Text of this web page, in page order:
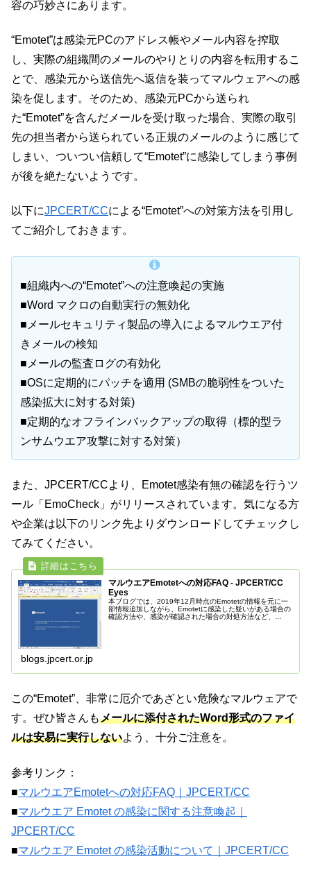
容の巧妙さにあります。
“Emotet”は感染元PCのアドレス帳やメール内容を搾取
し、実際の組織間のメールのやりとりの内容を転用するこ
とで、感染元から送信先へ返信を装ってマルウェアへの感
染を促します。そのため、感染元PCから送られ
た“Emotet”を含んだメールを受け取った場合、実際の取引
先の担当者から送られている正規のメールのように感じて
しまい、ついつい信頼して“Emotet”に感染してしまう事例
が後を絶たないようです。
以下にJPCERT/CCによる“Emotet”への対策方法を引用し
てご紹介しておきます。
■組織内への“Emotet”への注意喚起の実施
■Word マクロの自動実行の無効化
■メールセキュリティ製品の導入によるマルウエア付
きメールの検知
■メールの監査ログの有効化
■OSに定期的にパッチを適用 (SMBの脆弱性をついた
感染拡大に対する対策)
■定期的なオフラインバックアップの取得（標的型ラ
ンサムウエア攻撃に対する対策）
また、JPCERT/CCより、Emotet感染有無の確認を行うツ
ール「EmoCheck」がリリースされています。気になる方
や企業は以下のリンク先よりダウンロードしてチェックし
てみてください。
マルウエアEmotetへの対応FAQ - JPCERT/CC
Eyes
本ブログでは、2019年12月時点のEmotetの情報を元に一
部情報追加しながら、Emotetに感染した疑いがある場合の
確認方法や、感染が確認された場合の対処方法など、
blogs.jpcert.or.jp
この“Emotet”、非常に厄介であざとい危険なマルウェアで
す。ぜひ皆さんもメールに添付されたWord形式のファイ
ルは安易に実行しないよう、十分ご注意を。
参考リンク：
■マルウエアEmotetへの対応FAQ｜JPCERT/CC
■マルウエア Emotet の感染に関する注意喚起｜
JPCERT/CC
■マルウエア Emotet の感染活動について｜JPCERT/CC